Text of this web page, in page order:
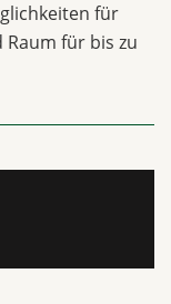
für
für bis zu